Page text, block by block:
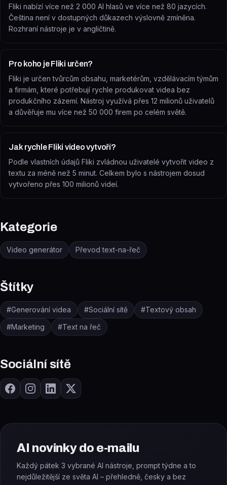
Fliki nabízí více než 2 000 AI hlasů ve více než 80 jazycích.
Čeština není v dostupných důkazech výslovně zmíněna.
Rozhraní nástroje je v angličtině.
Pro koho je Fliki určen?
Fliki je určen tvůrcům obsahu, marketérům, vzdělávacím týmům
a firmám, které potřebují rychle produkovat videa bez
produkčního zázemí. Nástroj využívá přes 12 milionů uživatelů
a důvěřuje mu více než 50 000 firem po celém světě.
Jak rychle Fliki video vytvoří?
Podle vlastních údajů Fliki zvládnou uživatelé vytvořit video z
textu za méně než 5 minut. Celkem bylo s nástrojem dosud
vytvořeno přes 100 milionů videí.
Kategorie
Video generátor Převod text-na-řeč
Štítky
#Generování videa #Sociální sítě #Textový obsah
#Marketing #Text na řeč
Sociální sítě
AI novinky do e-mailu
Každý pátek 3 vybrané AI nástroje, prompt týdne a to
nejdůležitější ze světa AI – přehledně, česky a bez